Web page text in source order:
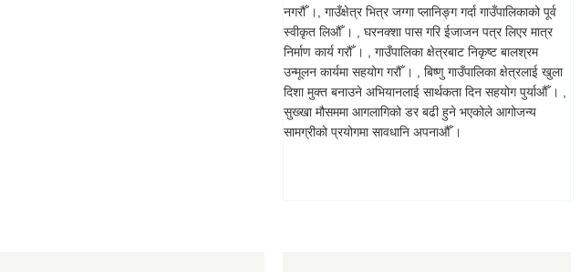
नगरौँ ।, गाउँक्षेत्र भित्र जग्गा प्लानिङ्ग गर्दा गाउँपालिकाको पूर्व
स्वीकृत लिऔँ । , घरनक्शा पास गरि ईजाजन पत्र लिएर मात्र
निर्माण कार्य गरौँ । , गाउँपालिका क्षेत्रबाट निकृष्ट बालश्रम
उन्मूलन कार्यमा सहयोग गरौँ । , बिष्णु गाउँपालिका क्षेत्रलाई खुला
दिशा मुक्त बनाउने अभियानलाई सार्थकता दिन सहयोग पुर्याऔँ । ,
सुख्खा मौसममा आगलागिको डर बढी हुने भएकोले आगोजन्य
सामग्रीको प्रयोगमा सावधानि अपनाऔँ ।